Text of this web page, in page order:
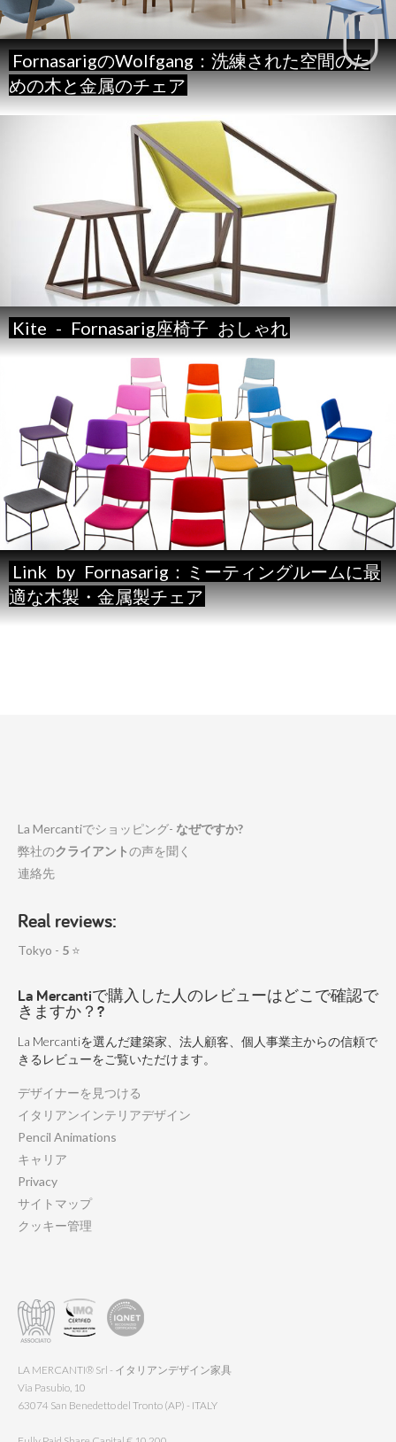
FornasarigのWolfgang：洗練された空間のた
めの木と金属のチェア
Kite - Fornasarig座椅子 おしゃれ
Link by Fornasarig：ミーティングルームに最
適な木製・金属製チェア
La Mercantiでショッピング- なぜですか?
弊社のクライアントの声を聞く
連絡先
Real reviews:
Tokyo - 5 ⭐
La Mercantiで購入した人のレビューはどこで確認で
きますか？?
La Mercantiを選んだ建築家、法人顧客、個人事業主からの信頼で
きるレビューをご覧いただけます。
デザイナーを見つける
イタリアンインテリアデザイン
Pencil Animations
キャリア
Privacy
サイトマップ
クッキー管理
LA MERCANTI® Srl - イタリアンデザイン家具
Via Pasubio, 10
63074 San Benedetto del Tronto (AP) - ITALY